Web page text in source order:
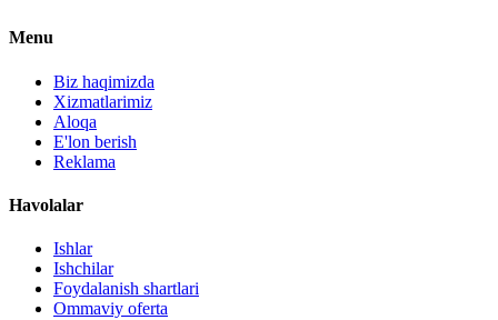
Menu
Biz haqimizda
Xizmatlarimiz
Aloqa
E'lon berish
Reklama
Havolalar
Ishlar
Ishchilar
Foydalanish shartlari
Ommaviy oferta